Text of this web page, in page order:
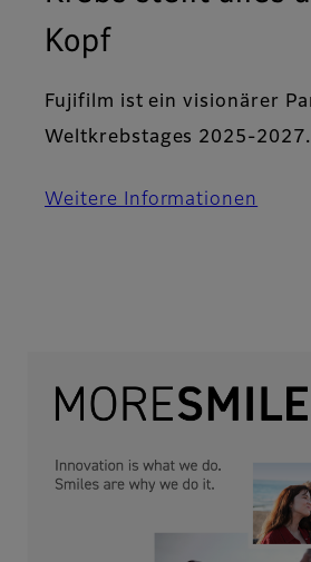
Kopf
Fujifilm ist ein visionärer
Weltkrebstages 2025-2027.
Weitere Informationen